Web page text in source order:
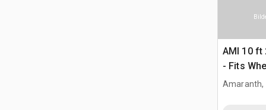
AMI 10 ft
- Fits
Amaranth,